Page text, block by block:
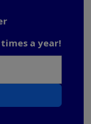
a year!